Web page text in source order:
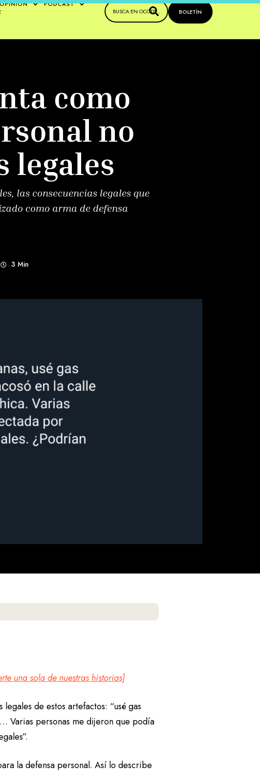
OPINIÓN
PODCAST
BOLETÍN
como
no
legales
las consecuencias legales que
como arma de defensa
3 Min
una sola de nuestras historias]
de estos artefactos: “usé gas
Varias personas me dijeron que podía
la defensa personal. Así lo describe